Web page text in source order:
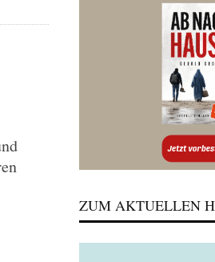
ZUM AKTUELLEN